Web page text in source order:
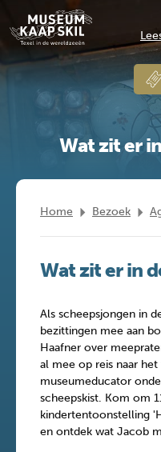
Wat zit er
Home Bezoek
Wat zit er in
Als scheepsjongen in
bezittingen mee aan
Haafner over
al mee op reis naar
museumeducator
scheepskist. Kom om
kindertentoonstelling
en ontdek wat Jacob